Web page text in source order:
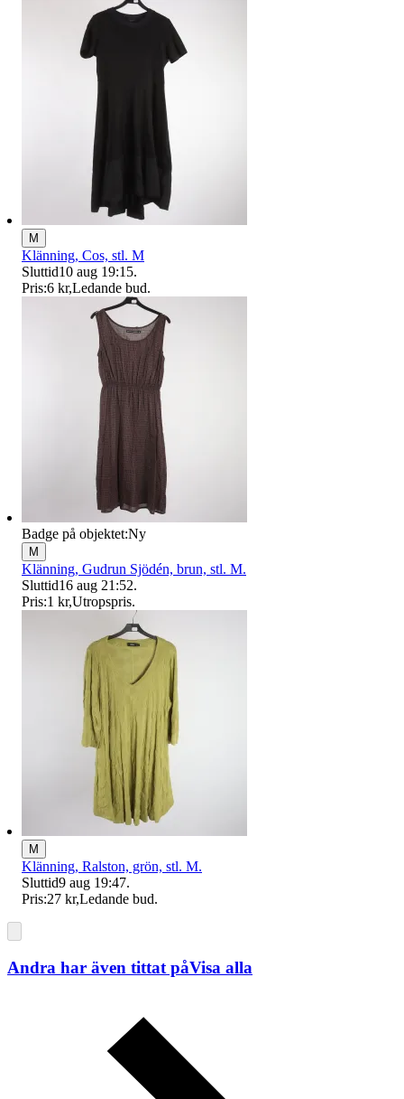
M
Klänning, Cos, stl. M
Sluttid10 aug 19:15.
Pris:6 kr,Ledande bud.
Badge på objektet:Ny
M
Klänning, Gudrun Sjödén, brun, stl. M.
Sluttid16 aug 21:52.
Pris:1 kr,Utropspris.
M
Klänning, Ralston, grön, stl. M.
Sluttid9 aug 19:47.
Pris:27 kr,Ledande bud.
Andra har även tittat påVisa alla